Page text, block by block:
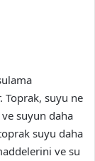
suyu ne
suyun daha
suyu daha
ve su